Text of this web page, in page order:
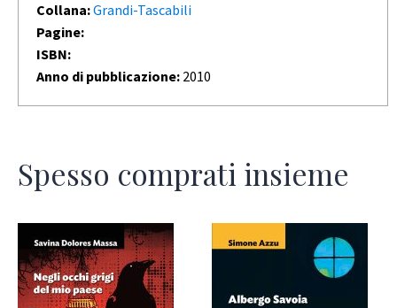
Collana:Grandi-Tascabili
Pagine:
ISBN:
Anno di pubblicazione: 2010
Spesso comprati insieme